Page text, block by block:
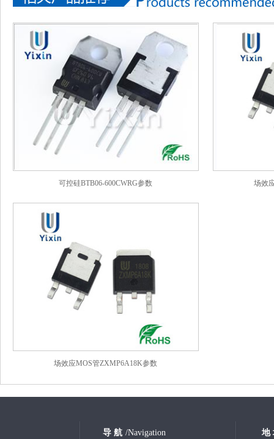
可控硅BTB06-600CWRG参数 场效
场效应MOS管ZXMP6A18K参数
导 航 /Navigation 地